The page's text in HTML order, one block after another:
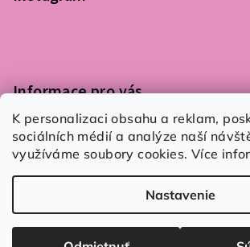
K personalizaci obsahu a reklam,
sociálních médií a analýze naší
využíváme soubory cookies. Více
Nastavenie
eInformace pro vás
Podmínky ochrany osobních údajů
Obchodní podmínky
Upraviť nastavenie cookies